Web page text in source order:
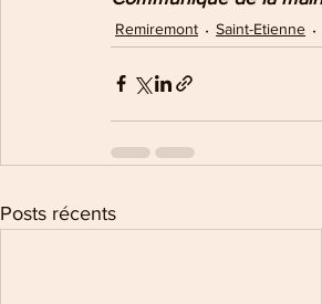
Remiremont Saint-Etienne
Posts récents